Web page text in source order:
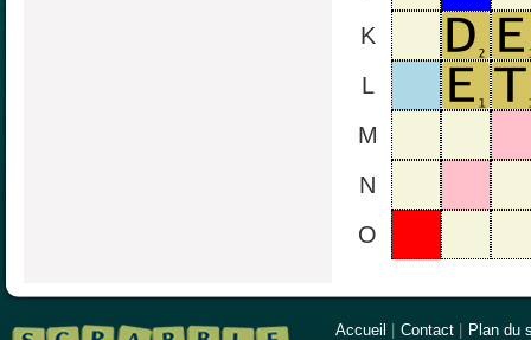
K
L
M
N
O
Accueil Contact Plan du